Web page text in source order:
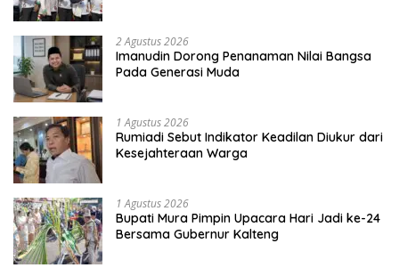
2 Agustus 2026
Imanudin Dorong Penanaman Nilai Bangsa
Pada Generasi Muda
1 Agustus 2026
Rumiadi Sebut Indikator Keadilan Diukur dari
Kesejahteraan Warga
1 Agustus 2026
Bupati Mura Pimpin Upacara Hari Jadi ke-24
Bersama Gubernur Kalteng